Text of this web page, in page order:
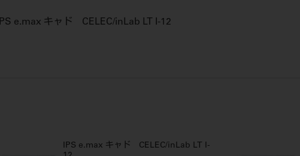
IPS e.max キャド CELEC/inLab LT I-12
IPS e.max キャド CELEC/inLab LT I-